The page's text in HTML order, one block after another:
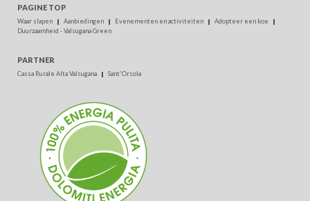
PAGINE TOP
Waar slapen Aanbiedingen Evenementen en activiteiten
Adopteer een koe
Duurzaamheid - Valsugana Green
PARTNER
Cassa Rurale Alta Valsugana Sant'Orsola